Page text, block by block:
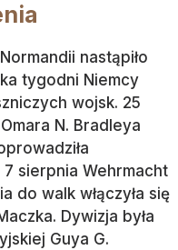
nastąpiło
tygodni Niemcy
wojsk. 25
N. Bradleya
sierpnia Wehrmacht
do walk włączyła się
Dywizja była
Guya G.